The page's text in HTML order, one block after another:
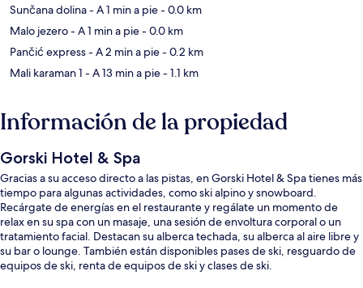
Sunčana dolina- A 1 min a pie- 0.0 km
Malo jezero- A 1 min a pie- 0.0 km
Pančić express- A 2 min a pie- 0.2 km
Mali karaman 1 - A 13 min a pie- 1.1 km
Información de la propiedad
Gorski Hotel & Spa
Gracias a su acceso directo a las pistas, en Gorski Hotel & Spa tienes más
tiempo para algunas actividades, como ski alpino y snowboard.
Recárgate de energías en el restaurante y regálate un momento de
relax en su spa con un masaje, una sesión de envoltura corporal o un
tratamiento facial. Destacan su alberca techada, su alberca al aire libre y
su bar o lounge. También están disponibles pases de ski, resguardo de
equipos de ski, renta de equipos de ski y clases de ski.